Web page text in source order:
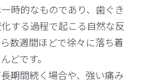
時的なものであり、歯ぐき
する過程で起こる自然な反
数週間ほどで徐々に落ち着
どです。
期間続く場合や、強い痛み